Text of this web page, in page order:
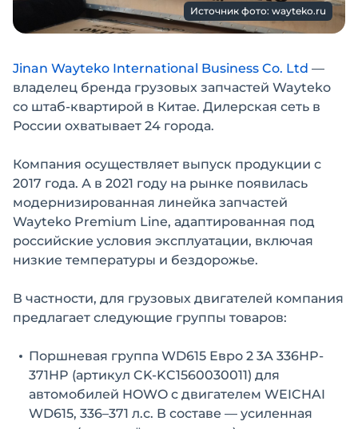
Источник фото: wayteko.ru
Jinan Wayteko International Business Co. Ltd —
владелец бренда грузовых запчастей Wayteko
со штаб-квартирой в Китае. Дилерская сеть в
России охватывает 24 города.
Компания осуществляет выпуск продукции с
2017 года. А в 2021 году на рынке появилась
модернизированная линейка запчастей
Wayteko Premium Line, адаптированная под
российские условия эксплуатации, включая
низкие температуры и бездорожье.
В частности, для грузовых двигателей компания
предлагает следующие группы товаров:
Поршневая группа WD615 Евро 2 3A 336HP-
371HP (артикул CK-KC1560030011) для
автомобилей HOWO с двигателем WEICHAI
WD615, 336–371 л.с. В составе — усиленная